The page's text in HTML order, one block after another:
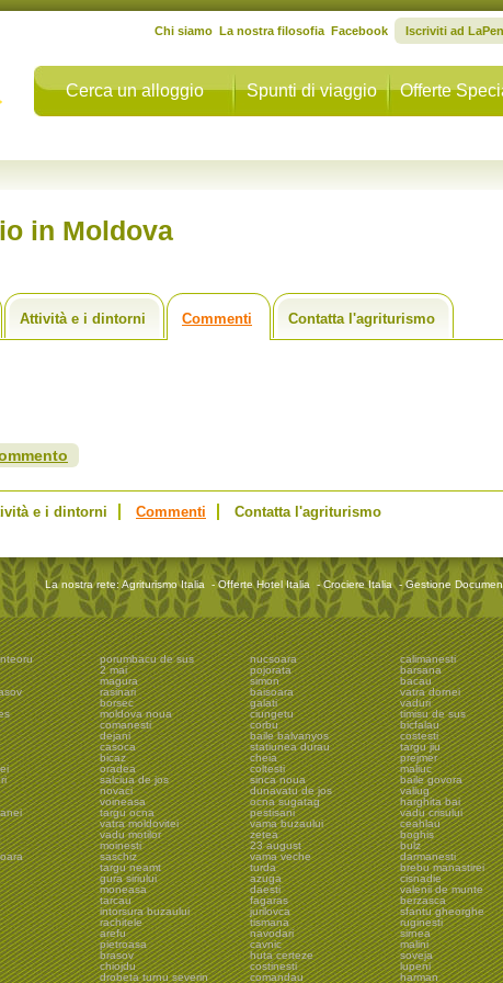
Cerca un alloggio Spunti di viaggio Offerte
Chi siamo La nostra filosofia Facebook Iscriviti ad
in Moldova
Attività e i dintorni Commenti Contatta l'agriturismo
e i dintorni Commenti Contatta l'agriturismo
La nostra rete: Agriturismo Italia -Offerte Hotel Italia -Crociere Italia -Gestione
porumbacu de sus
2 mai
magura
rasinari
borsec
moldova noua
comanesti
dejani
casoca
bicaz
oradea
salciua de jos
novaci
voineasa
targu ocna
vatra moldovitei
vadu motilor
moinesti
saschiz
targu neamt
gura siriului
moneasa
tarcau
intorsura buzaului
rachitele
arefu
pietroasa
brasov
chiojdu
drobeta turnu severin
nucsoara
pojorata
simon
baisoara
galati
ciungetu
corbu
baile balvanyos
statiunea durau
cheia
coltesti
sinca noua
dunavatu de jos
ocna sugatag
pestisani
vama buzaului
zetea
23 august
vama veche
turda
azuga
daesti
fagaras
jurilovca
tismana
navodari
cavnic
huta certeze
costinesti
comandau
calimanesti
barsana
bacau
vatra dornei
vaduri
timisu de sus
bicfalau
costesti
targu jiu
prejmer
maliuc
baile govora
valiug
harghita bai
vadu crisului
ceahlau
boghis
bulz
darmanesti
brebu manastirei
cisnadie
valenii de munte
berzasca
sfantu gheorghe
ruginesti
sirnea
malini
soveja
lupeni
harman